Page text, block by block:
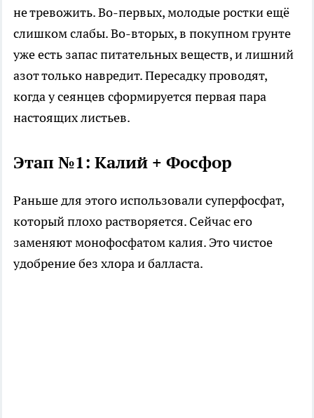
не тревожить. Во-первых, молодые ростки ещё
слишком слабы. Во-вторых, в покупном грунте
уже есть запас питательных веществ, и лишний
азот только навредит. Пересадку проводят,
когда у сеянцев сформируется первая пара
настоящих листьев.
Этап №1: Калий + Фосфор
Раньше для этого использовали суперфосфат,
который плохо растворяется. Сейчас его
заменяют монофосфатом калия. Это чистое
удобрение без хлора и балласта.